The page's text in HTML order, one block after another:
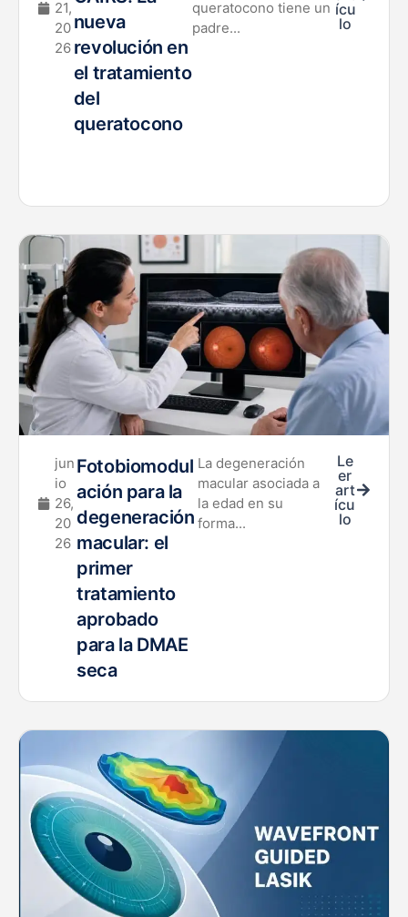
21,
20
26
nueva
revolución en
el tratamiento
del
queratocono
queratocono tiene un
padre...
ícu
lo
jun
io
26,
20
26
Fotobiomodul
ación para la
degeneración
macular: el
primer
tratamiento
aprobado
para la DMAE
seca
La degeneración
macular asociada a
la edad en su
forma...
Le
er
art
ícu
lo